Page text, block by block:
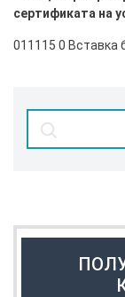
сертификата на
011115 0 Вставка